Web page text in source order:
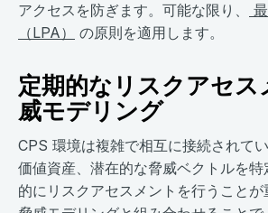
アクセスを防ぎます。可能な限り、
（LPA）
の原則を適用します。
定期的なリスクアセス
威モデリング
CPS 環境は複雑で相互に接続されて
価値資産、潜在的な脅威ベクトルを
的にリスクアセスメントを行うこと